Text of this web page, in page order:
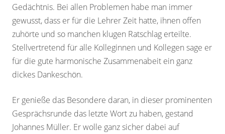
Gedächtnis. Bei allen Problemen habe man immer
gewusst, dass er für die Lehrer Zeit hatte, ihnen offen
zuhörte und so manchen klugen Ratschlag erteilte.
Stellvertretend für alle Kolleginnen und Kollegen sage er
für die gute harmonische Zusammenabeit ein ganz
dickes Dankeschön.
Er genieße das Besondere daran, in dieser prominenten
Gesprächsrunde das letzte Wort zu haben, gestand
Johannes Müller. Er wolle ganz sicher dabei auf